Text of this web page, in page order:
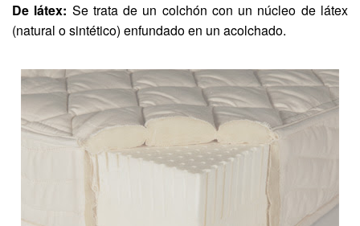
De látex: Se trata de un colchón con un núcleo de látex
(natural o sintético) enfundado en un acolchado.